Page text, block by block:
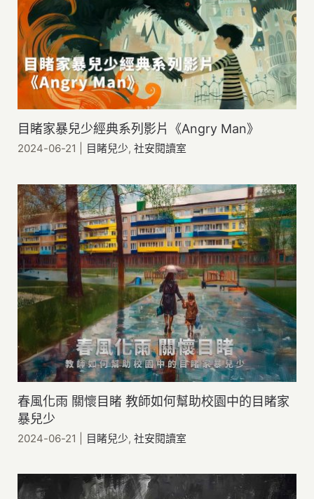
目睹家暴兒少經典系列影片《Angry Man》
2024-06-21 目睹兒少,社安閱讀室
春風化雨 關懷目睹 教師如何幫助校園中的目睹家
暴兒少
2024-06-21 目睹兒少,社安閱讀室